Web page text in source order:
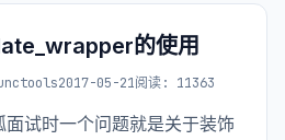
的使用
2017-05-21阅读: 11363
试时一个问题就是关于装饰